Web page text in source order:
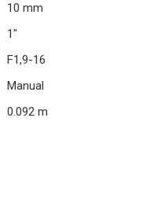
10 mm
1″
F1,9-16
Manual
0.092 m